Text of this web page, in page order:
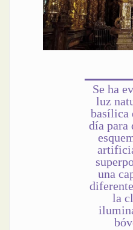
Se ha
luz
basílica
día para
una
la